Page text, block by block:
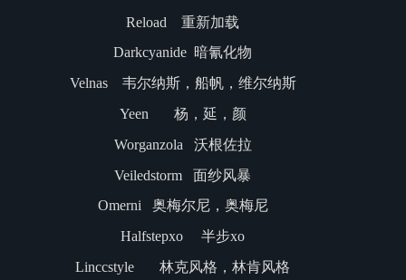
Reload 重新加载
Darkcyanide 暗氰化物
Velnas 韦尔纳斯，船帆，维尔纳斯
Yeen 杨，延，颜
Worganzola 沃根佐拉
Veiledstorm 面纱风暴
Omerni 奥梅尔尼，奥梅尼
Halfstepxo 半步xo
Linccstyle 林克风格，林肯风格